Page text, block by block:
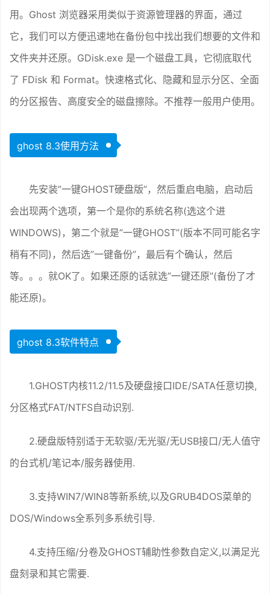
用。Ghost 浏览器采用类似于资源管理器的界面，通过
它，我们可以方便迅速地在备份包中找出我们想要的文件和
文件夹并还原。GDisk.exe 是一个磁盘工具，它彻底取代
了 FDisk 和 Format。快速格式化、隐藏和显示分区、全面
的分区报告、高度安全的磁盘擦除。不推荐一般用户使用。
ghost 8.3使用方法
先安装”一键GHOST硬盘版”，然后重启电脑，启动后
会出现两个选项，第一个是你的系统名称(选这个进
WINDOWS)，第二个就是”一键GHOST”(版本不同可能名字
稍有不同)，然后选”一键备份”，最后有个确认，然后
等。。。就OK了。如果还原的话就选”一键还原”(备份了才
能还原)。
ghost 8.3软件特点
1.GHOST内核11.2/11.5及硬盘接口IDE/SATA任意切换,
分区格式FAT/NTFS自动识别.
2.硬盘版特别适于无软驱/无光驱/无USB接口/无人值守
的台式机/笔记本/服务器使用.
3.支持WIN7/WIN8等新系统,以及GRUB4DOS菜单的
DOS/Windows全系列多系统引导.
4.支持压缩/分卷及GHOST辅助性参数自定义,以满足光
盘刻录和其它需要.